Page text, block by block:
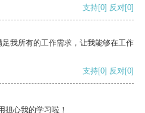
支持[0] 反对[0]
我所有的工作需求，让我能够在工作
支持[0] 反对[0]
担心我的学习啦！